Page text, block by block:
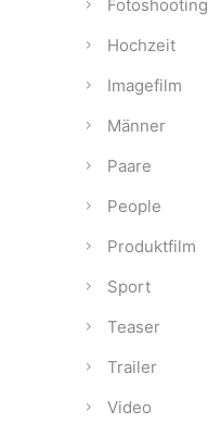
Fotoshooting
Hochzeit
Imagefilm
Männer
Paare
People
Produktfilm
Sport
Teaser
Trailer
Video